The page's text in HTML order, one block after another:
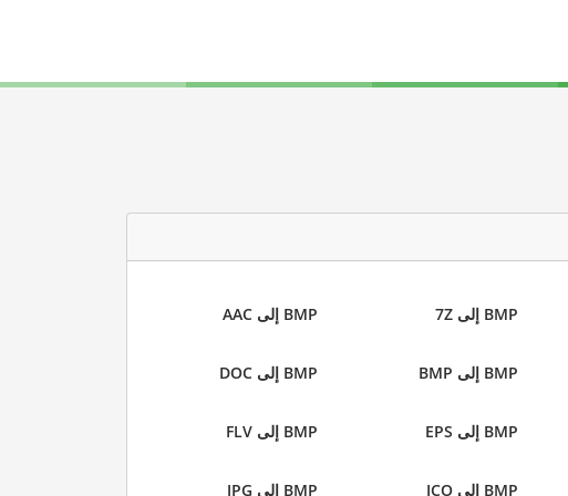
BMP إلى 7Z BMP إلى AAC
BMP إلى BMP BMP إلى DOC
BMP إلى EPS BMP إلى FLV
BMP إلى ICO BMP إلى JPG